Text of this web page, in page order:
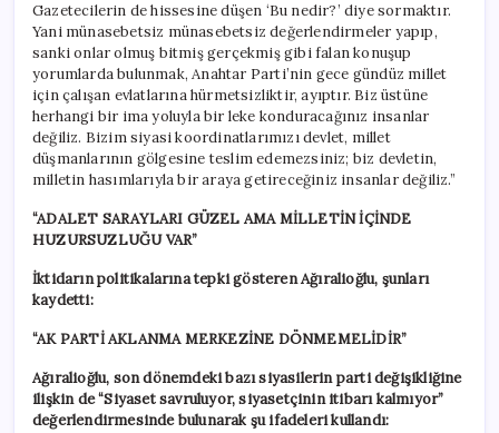
Gazetecilerin de hissesine düşen ‘Bu nedir?’ diye sormaktır.
Yani münasebetsiz münasebetsiz değerlendirmeler yapıp,
sanki onlar olmuş bitmiş gerçekmiş gibi falan konuşup
yorumlarda bulunmak, Anahtar Parti’nin gece gündüz millet
için çalışan evlatlarına hürmetsizliktir, ayıptır. Biz üstüne
herhangi bir ima yoluyla bir leke konduracağınız insanlar
değiliz. Bizim siyasi koordinatlarımızı devlet, millet
düşmanlarının gölgesine teslim edemezsiniz; biz devletin,
milletin hasımlarıyla bir araya getireceğiniz insanlar değiliz.”
“ADALET SARAYLARI GÜZEL AMA MİLLETİN İÇİNDE
HUZURSUZLUĞU VAR”
İktidarın politikalarına tepki gösteren Ağıralioğlu, şunları
kaydetti:
“AK PARTİ AKLANMA MERKEZİNE DÖNMEMELİDİR”
Ağıralioğlu, son dönemdeki bazı siyasilerin parti değişikliğine
ilişkin de “Siyaset savruluyor, siyasetçinin itibarı kalmıyor”
değerlendirmesinde bulunarak şu ifadeleri kullandı: